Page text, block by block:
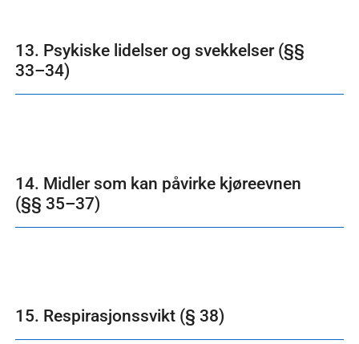
13. Psykiske lidelser og svekkelser (§§
33–34)
14. Midler som kan påvirke kjøreevnen
(§§ 35–37)
15. Respirasjonssvikt (§ 38)